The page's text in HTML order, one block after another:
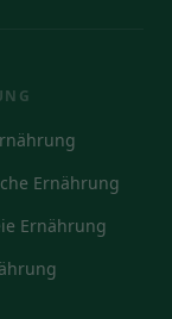
Ernährung
Ernährung